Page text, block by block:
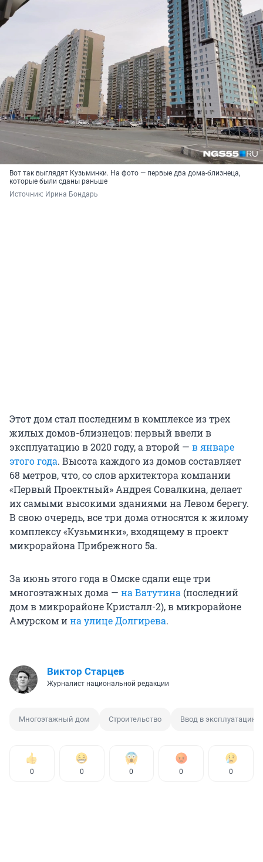
Вот так выглядят Кузьминки. На фото — первые два дома-близнеца,
которые были сданы раньше
Источник: Ирина Бондарь
Этот дом стал последним в комплексе из трех
жилых домов-близнецов: первый ввели в
эксплуатацию в 2020 году, а второй — в январе
этого года. Высота каждого из домов составляет
68 метров, что, со слов архитектора компании
«Первый Проектный» Андрея Совалкина, делает
их самыми высокими зданиями на Левом берегу.
В свою очередь, все три дома относятся к жилому
комплексу «Кузьминки», входящему в проект
микрорайона Прибрежного 5а.
За июнь этого года в Омске сдали еще три
многоэтажных дома — на Ватутина (последний
дом в микрорайоне Кристалл-2), в микрорайоне
Амурском ина улице Долгирева.
Виктор Старцев
Журналист национальной редакции
Многоэтажный дом Строительство Ввод в эксплуатацию
0 0 0 0 0